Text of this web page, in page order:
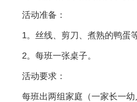
活动准备：
1。丝线、剪刀、煮熟的鸭蛋等
2。每班一张桌子。
活动要求：
每班出两组家庭（一家长一